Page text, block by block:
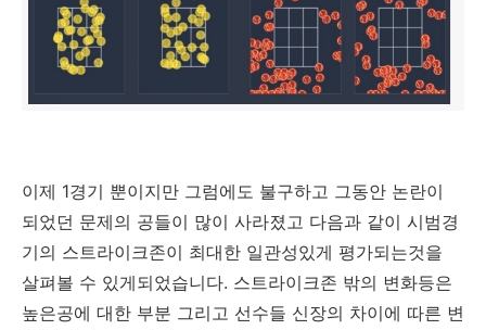
이제 1경기 뿐이지만 그럼에도 불구하고 그동안 논란이
되었던 문제의 공들이 많이 사라졌고 다음과 같이 시범경
기의 스트라이크존이 최대한 일관성있게 평가되는것을
살펴볼 수 있게되었습니다. 스트라이크존 밖의 변화등은
높은공에 대한 부분 그리고 선수들 신장의 차이에 따른 변